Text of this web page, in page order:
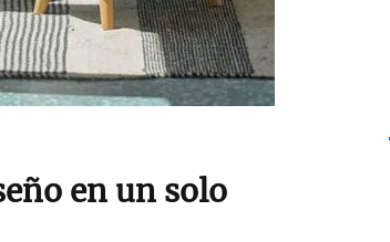
en un solo